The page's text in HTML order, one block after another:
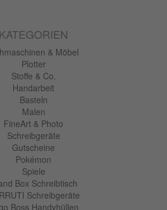
KATEGORIEN
& Möbel
Plotter
Stoffe & Co.
Handarbeit
Basteln
Malen
FineArt & Photo
Schreibgeräte
Gutscheine
Pokémon
Spiele
Box Schreibtisch
Schreibgeräte
Boss Handyhüllen